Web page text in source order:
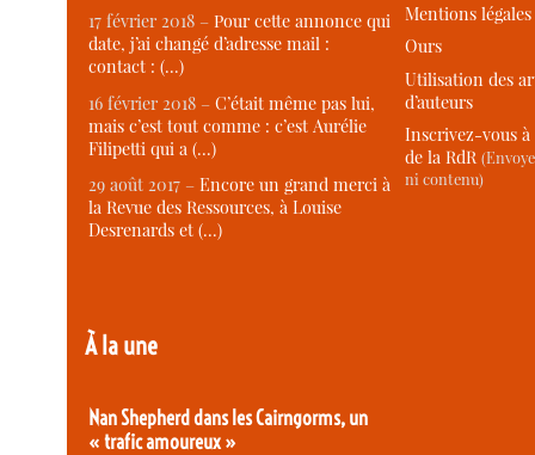
17 février 2018 –Pour cette annonce qui
date, j’ai changé d’adresse mail :
contact : (…)
16 février 2018 –C’était même pas lui,
mais c’est tout comme : c’est Aurélie
Filipetti qui a (…)
29 août 2017 –Encore un grand merci à
la Revue des Ressources, à Louise
Desrenards et (…)
À la une
Nan Shepherd dans les Cairngorms, un
« trafic amoureux »
Mentions légales
Ours
Utilisation des
d’auteurs
Inscrivez-vous
de la RdR
ni contenu)